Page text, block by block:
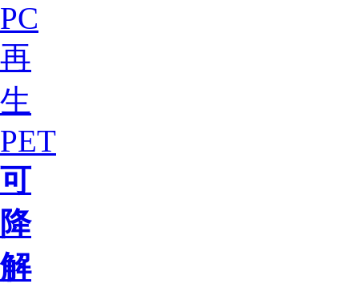
PC
再
生
PET
可
降
解